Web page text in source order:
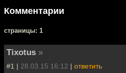
Комментарии
cтраницы: 1
Tixotus »
#1 | 28.03.15 16:12 | ответить